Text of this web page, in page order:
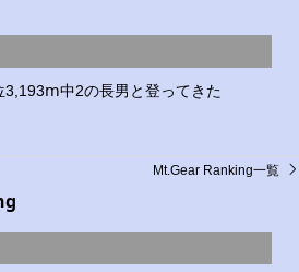
3,193ⅿ中2の長男と登ってきた
Mt.Gear Ranking一覧